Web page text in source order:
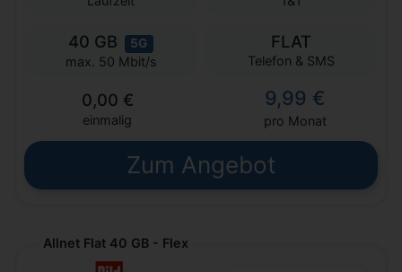
40 GB 5G
max. 50 Mbit/s
FLAT
Telefon & SMS
0,00 €
einmalig
9,99 €
pro Monat
Zum Angebot
Allnet Flat 40 GB - Flex